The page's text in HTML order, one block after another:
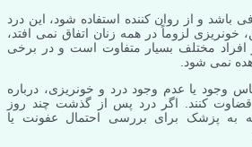
باشد و از روان کننده استفاده شود، این درد
لزوماً در همه زنان اتفاق نمی افتد،
افراد مختلف بسیار متفاوت است و در برخی
نمی شود.
وجود یا عدم وجود درد و خونریزی، درباره
کنند. اگر درد پس از گذشت چند روز
به پزشک برای بررسی احتمال عفونت یا